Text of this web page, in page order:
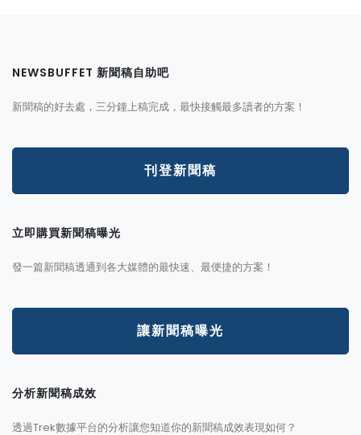
NEWSBUFFET 新聞稿自助吧
新聞稿的好去處，三分鐘上稿完成，最快接觸最多讀者的方案！
刊登新聞稿
立即購買新聞稿曝光
發一篇新聞稿透通到各大媒體的最快速、最便捷的方案！
讓新聞稿曝光
分析新聞稿成效
透過Trek數據平台的分析讓您知道你的新聞稿成效表現如何？